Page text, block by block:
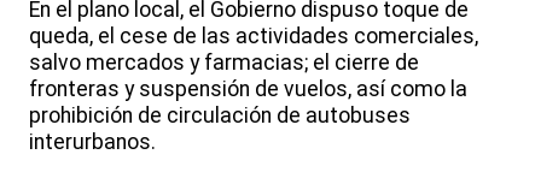
En el plano local, el Gobierno dispuso toque de
queda, el cese de las actividades comerciales,
salvo mercados y farmacias; el cierre de
fronteras y suspensión de vuelos, así como la
prohibición de circulación de autobuses
interurbanos.